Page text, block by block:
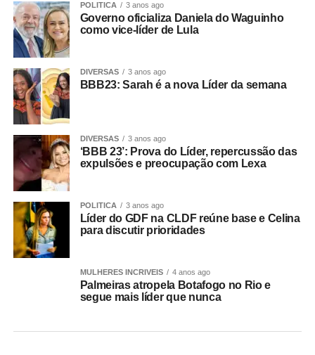
POLITICA 3 anos ago
Governo oficializa Daniela do Waguinho
como vice-líder de Lula
DIVERSAS 3 anos ago
BBB23: Sarah é a nova Líder da semana
DIVERSAS 3 anos ago
‘BBB 23’: Prova do Líder, repercussão das
expulsões e preocupação com Lexa
POLITICA 3 anos ago
Líder do GDF na CLDF reúne base e Celina
para discutir prioridades
MULHERES INCRIVEIS 4 anos ago
Palmeiras atropela Botafogo no Rio e
segue mais líder que nunca